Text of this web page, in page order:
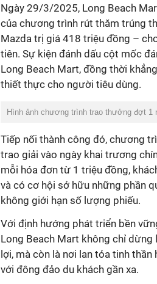
Ngày 29/3/2025, Long Beach
của chương trình rút thăm trúng
Mazda trị giá 418 triệu đồng –
tiên. Sự kiện đánh dấu cột mốc
Long Beach Mart, đồng thời
thiết thực cho người tiêu dùng.
Hình ảnh chương trình trao thưởng đợt 1
Tiếp nối thành công đó, chương
trao giải vào ngày khai trương
mỗi hóa đơn từ 1 triệu đồng,
và có cơ hội sở hữu những phần
không giới hạn số lượng phiếu.
Với định hướng phát triển bền
Long Beach Mart không chỉ
lợi, mà còn là nơi lan tỏa tinh
với đông đảo du khách gần xa.